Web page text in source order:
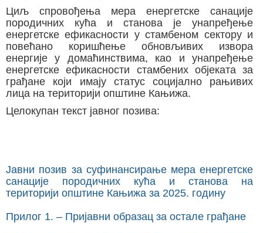
Циљ спровођења мера енергетске санације
породичних кућа и станова је унапређење
енергетске ефикасности у стамбеном сектору и
повећано коришћење обновљивих извора
енергије у домаћинствима, као и унапређење
енергетске ефикасности стамбених објеката за
грађане који имају статус социјално рањивих
лица на територији општине Кањижа.
Целокупан текст јавног позива:
Јавни позив за суфинансирање мера енергетске
санације породичних кућа и станова на
територији општине Кањижа за 2025. годину
Прилог 1. – Пријавни образац за остале грађане